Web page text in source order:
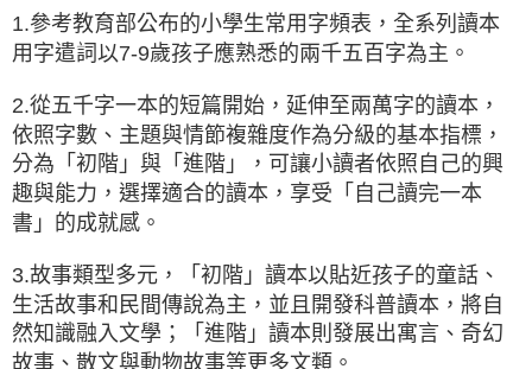
1.參考教育部公布的小學生常用字頻表，全系列讀本
用字遣詞以7-9歲孩子應熟悉的兩千五百字為主。
2.從五千字一本的短篇開始，延伸至兩萬字的讀本，
依照字數、主題與情節複雜度作為分級的基本指標，
分為「初階」與「進階」，可讓小讀者依照自己的興
趣與能力，選擇適合的讀本，享受「自己讀完一本
書」的成就感。
3.故事類型多元，「初階」讀本以貼近孩子的童話、
生活故事和民間傳說為主，並且開發科普讀本，將自
然知識融入文學；「進階」讀本則發展出寓言、奇幻
故事、散文與動物故事等更多文類。